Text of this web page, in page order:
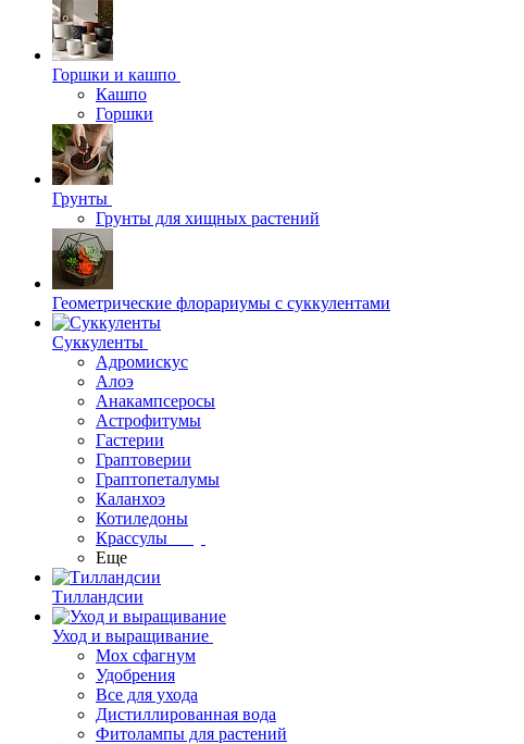
Горшки и кашпо
Кашпо
Горшки
Грунты
Грунты для хищных растений
Геометрические флорариумы с суккулентами
Суккуленты
Адромискус
Алоэ
Анакампсеросы
Астрофитумы
Гастерии
Граптоверии
Граптопеталумы
Каланхоэ
Котиледоны
Крассулы
Еще
Тилландсии
Уход и выращивание
Мох сфагнум
Удобрения
Все для ухода
Дистиллированная вода
Фитолампы для растений